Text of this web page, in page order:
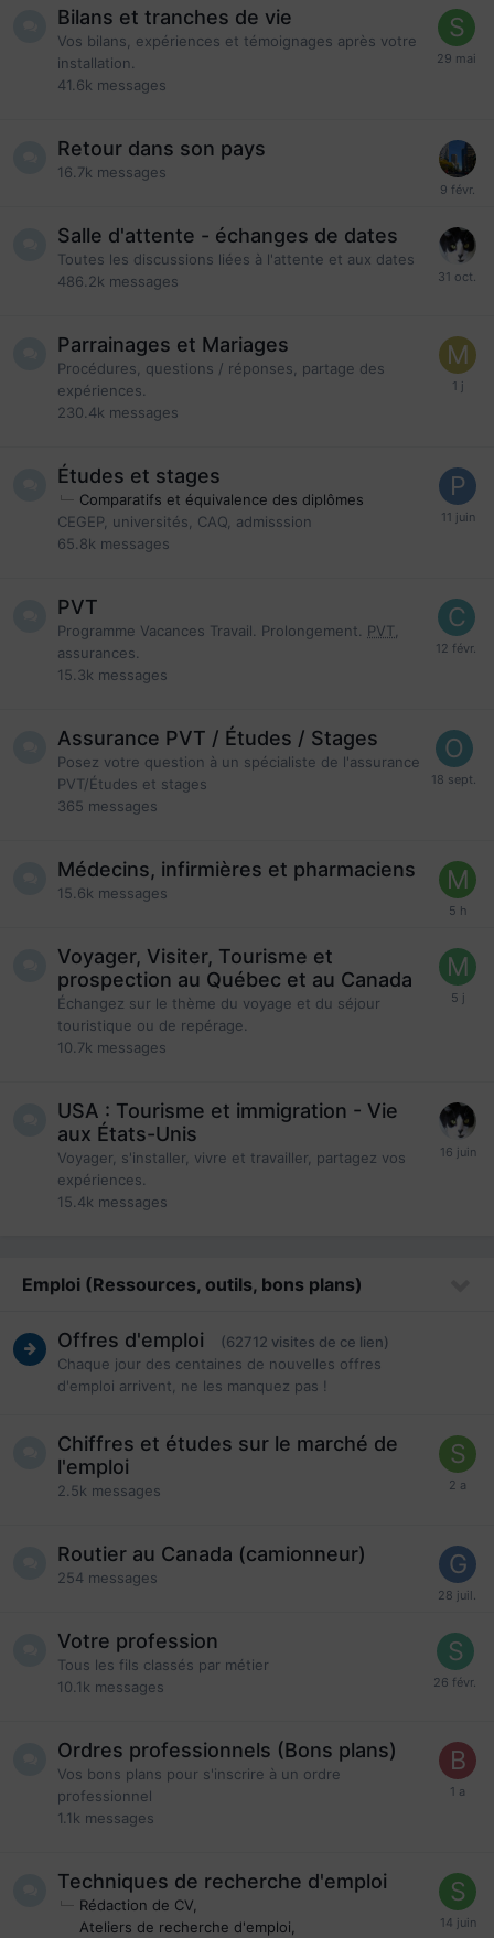
Bilans et tranches de vie
Vos bilans, expériences et témoignages après votre
installation.
41.6k messages
Retour dans son pays
16.7k messages
Salle d'attente - échanges de dates
Toutes les discussions liées à l'attente et aux dates
486.2k messages
Parrainages et Mariages
Procédures, questions / réponses, partage des
expériences.
230.4k messages
Études et stages
Comparatifs et équivalence des diplômes
CEGEP, universités, CAQ, admisssion
65.8k messages
PVT
Programme Vacances Travail. Prolongement. PVT
assurances.
15.3k messages
Assurance PVT / Études / Stages
Posez votre question à un spécialiste de l'assurance
PVT/Études et stages
365 messages
Médecins, infirmières et pharmaciens
15.6k messages
Voyager, Visiter, Tourisme et
prospection au Québec et au Canada
Échangez sur le thème du voyage et du séjour
touristique ou de repérage.
10.7k messages
USA : Tourisme et immigration - Vie
aux États-Unis
Voyager, s'installer, vivre et travailler, partagez vos
expériences.
15.4k messages
Emploi (Ressources, outils, bons plans)
Offres d'emploi
(62712 visites de ce lien)
Chaque jour des centaines de nouvelles offres
d'emploi arrivent, ne les manquez pas !
Chiffres et études sur le marché de
l'emploi
2.5k messages
Routier au Canada (camionneur)
254 messages
Votre profession
Tous les fils classés par métier
10.1k messages
Ordres professionnels (Bons plans)
Vos bons plans pour s'inscrire à un ordre
professionnel
1.1k messages
Techniques de recherche d'emploi
Rédaction de CV
Ateliers de recherche d'emploi